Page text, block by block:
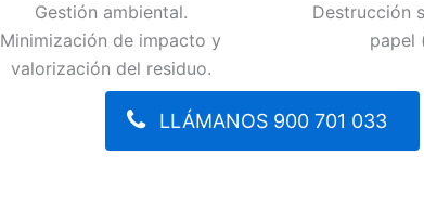
Gestión ambiental.
Minimización de impacto y
valorización del residuo.
Destrucción
papel
LLÁMANOS 900 701 033